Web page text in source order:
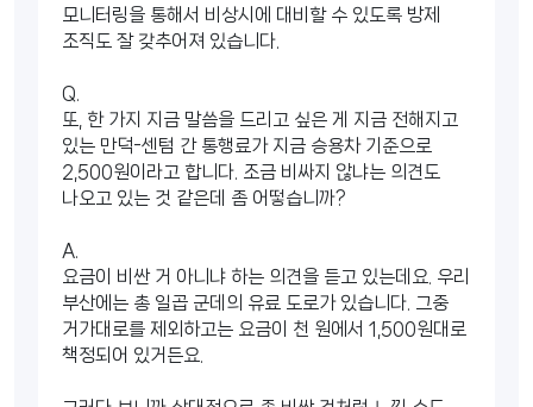
모니터링을 통해서 비상시에 대비할 수 있도록 방제
조직도 잘 갖추어져 있습니다.
Q.
또, 한 가지 지금 말씀을 드리고 싶은 게 지금 전해지고
있는 만덕-센텀 간 통행료가 지금 승용차 기준으로
2,500원이라고 합니다. 조금 비싸지 않냐는 의견도
나오고 있는 것 같은데 좀 어떻습니까?
A.
요금이 비싼 거 아니냐 하는 의견을 듣고 있는데요. 우리
부산에는 총 일곱 군데의 유료 도로가 있습니다. 그중
거가대로를 제외하고는 요금이 천 원에서 1,500원대로
책정되어 있거든요.